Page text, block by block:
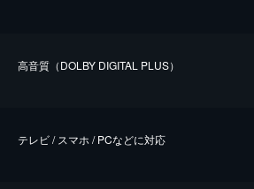
⾼⾳質（DOLBY DIGITAL PLUS）
テレビ / スマホ / PCなどに対応